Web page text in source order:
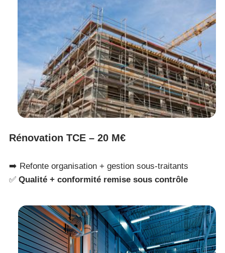
Rénovation TCE – 20 M€
➡️ Refonte organisation + gestion sous-traitants
✅Qualité + conformité remise sous contrôle